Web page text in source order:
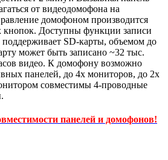
от видеодомофона на
домофоном производится
Доступны функции записи
SD-карты, объемом до
может быть записано ~32 тыс.
видео. К домофону возможно
панелей, до 4х мониторов, до 2х
совместимы 4-проводные
панелей и домофонов!